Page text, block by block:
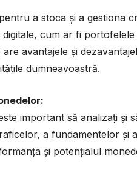
a stoca și a gestiona
cum ar fi
avantajele și
dumneavoastră.
important să analizați și
a fundamentelor și
și potențialul